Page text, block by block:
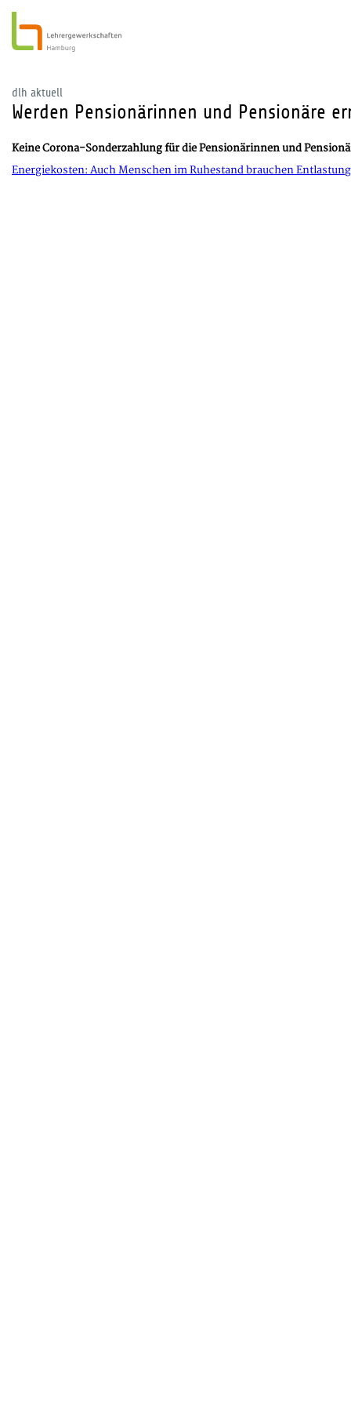
dlh aktuell
Werden Pensionärinnen und Pensionäre
Keine Corona-Sonderzahlung für die Pensionärinnen und
Energiekosten: Auch Menschen im Ruhestand brauchen Entlastung